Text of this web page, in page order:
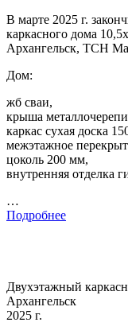
В марте 2025 г.
каркасного дома
Архангельск, ТСН
Дом:
жб сваи,
крыша
каркас сухая доска
межэтажное
цоколь 200 мм,
внутренняя отделка
…
Подробнее
Двухэтажный
Архангельск
2025 г.